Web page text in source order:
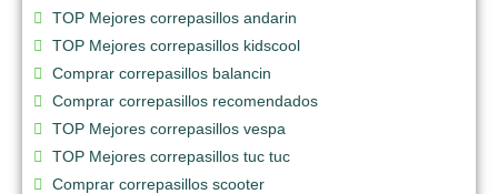
TOP Mejores correpasillos andarin
TOP Mejores correpasillos kidscool
Comprar correpasillos balancin
Comprar correpasillos recomendados
TOP Mejores correpasillos vespa
TOP Mejores correpasillos tuc tuc
Comprar correpasillos scooter